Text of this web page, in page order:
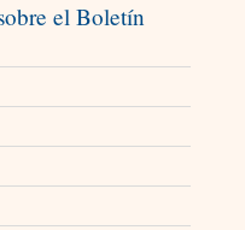
el Boletín